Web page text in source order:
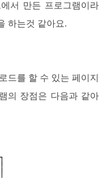
서 만든 프로그램이라
하는것 같아요.
드를 할 수 있는 페이지
의 장점은 다음과 같아